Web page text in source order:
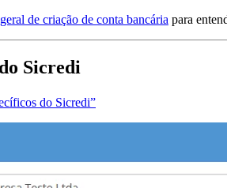
de criação de conta bancária para
Sicredi
do Sicredi”